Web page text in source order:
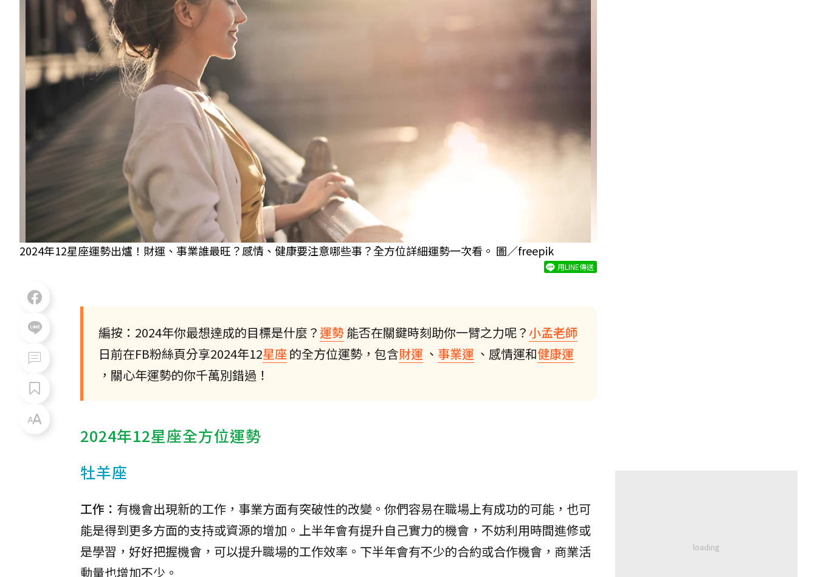
2024年12星座運勢出爐！財運、事業誰最旺？感情、健康要注意哪些事？全方位詳細運勢一次看。 圖／freepik
用LINE傳送
編按：2024年你最想達成的目標是什麼？運勢能否在關鍵時刻助你一臂之力呢？小孟老師
日前在FB粉絲頁分享2024年12星座的全方位運勢，包含財運 、 事業運 、感情運和健康運
，關心年運勢的你千萬別錯過！
2024年12星座全方位運勢
牡羊座
工作： 有機會出現新的工作，事業方面有突破性的改變。你們容易在職場上有成功的可能，也可
能是得到更多方面的支持或資源的增加。上半年會有提升自己實力的機會，不妨利用時間進修或
是學習，好好把握機會，可以提升職場的工作效率。下半年會有不少的合約或合作機會，商業活
動量也增加不少。